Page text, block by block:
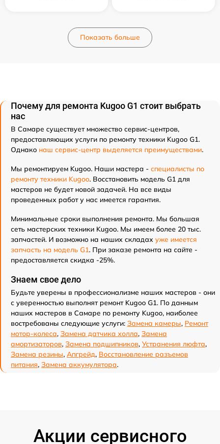
Показать больше
Почему для ремонта Kugoo G1 стоит выбрать
нас
В Самаре существует множество сервис-центров,
предоставляющих услуги по ремонту техники Kugoo G1.
Однако наш сервис-центр выделяется преимуществами.
Мы ремонтируем Kugoo. Наши мастера - специалисты по
ремонту техники Kugoo. Восстановить модель G1 для
мастеров не будет новой задачей. На все виды
проведенных работ у нас имеется гарантия.
Минимальные сроки выполнения ремонта. Мы большая
сеть мастерских техники Kugoo. Мы имеем более 20 тыс.
запчастей. И возможно на наших складах уже имеется
запчасть на модель G1. При заказе ремонта на сайте -
предоставляется скидка -25%.
Знаем свое дело
Будьте уверены в профессионализме наших мастеров - они
с уверенностью выполнят ремонт Kugoo G1. По данным
наших мастеров в Самаре по ремонту Kugoo, наиболее
востребованы следующие услуги: Замена камеры, Ремонт
мотор-колеса, Замена датчика холла, Замена
амортизаторов, Замена подшипников, Устранения люфта,
Замена резины, Апгрейд, Восстановление разъемов
питания, Замена аккумулятора.
Акции сервисного